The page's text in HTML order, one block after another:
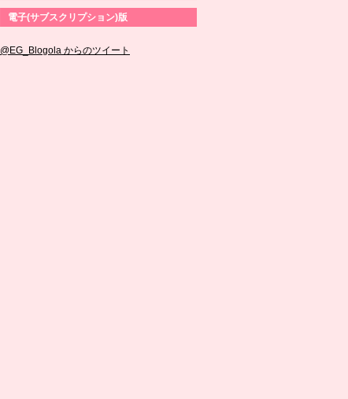
電子(サブスクリプション)版
@EG_Blogola からのツイート